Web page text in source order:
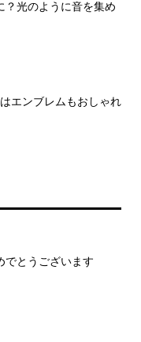
？光のように音を集め
エンブレムもおしゃれ
でとうございます